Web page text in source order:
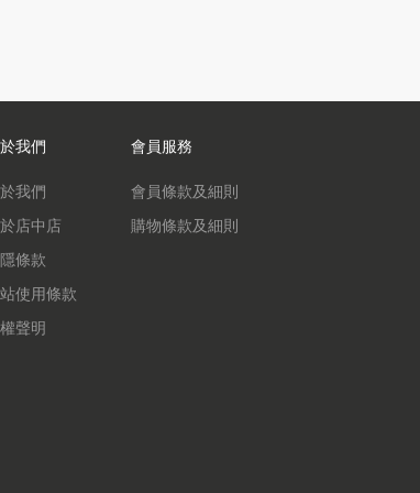
我們
我們
店中店
條款
使用條款
聲明
會員服務
會員條款及細則
購物條款及細則